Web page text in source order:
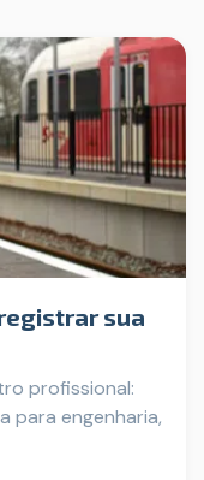
sua
profissional:
para engenharia,